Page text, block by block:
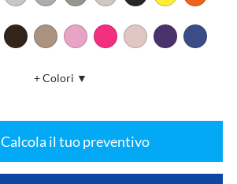
+ Colori ▼
Calcola il tuo preventivo